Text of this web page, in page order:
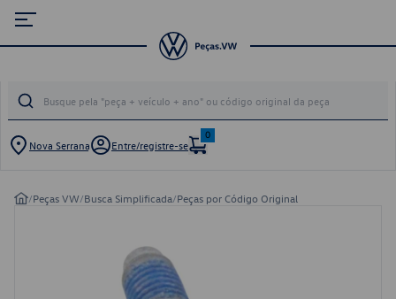
Nova Serrana Entre/registre-se
0
/Peças VW/Busca Simplificada/Peças por Código Original